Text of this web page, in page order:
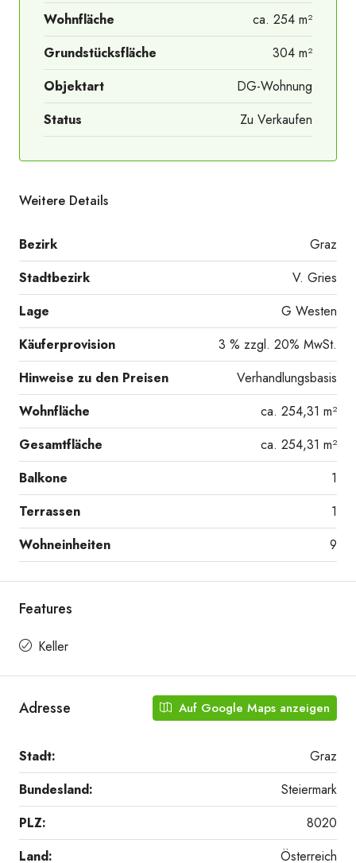
Wohnfläche
ca. 254 m²
Grundstücksfläche
304 m²
Objektart
DG-Wohnung
Status
Zu Verkaufen
Weitere Details
Bezirk
Graz
Stadtbezirk
V. Gries
Lage
G Westen
Käuferprovision
3 % zzgl. 20% MwSt.
Hinweise zu den Preisen
Verhandlungsbasis
Wohnfläche
ca. 254,31 m²
Gesamtfläche
ca. 254,31 m²
Balkone
1
Terrassen
1
Wohneinheiten
9
Features
Keller
Adresse Auf Google Maps anzeigen
Stadt:
Graz
Bundesland:
Steiermark
PLZ:
8020
Land:
Österreich